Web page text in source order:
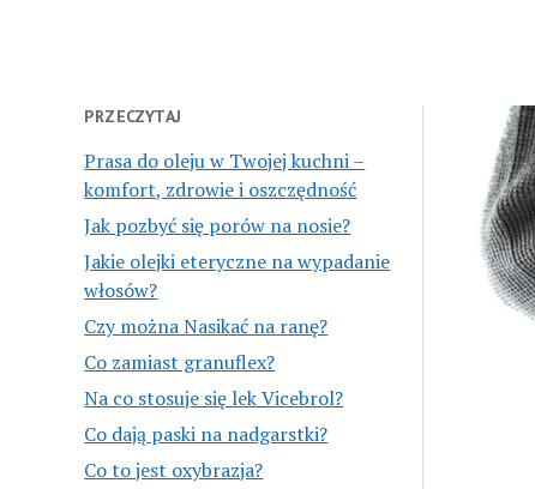
PRZECZYTAJ
Prasa do oleju w Twojej kuchni –
komfort, zdrowie i oszczędność
Jak pozbyć się porów na nosie?
Jakie olejki eteryczne na wypadanie
włosów?
Czy można Nasikać na ranę?
Co zamiast granuflex?
Na co stosuje się lek Vicebrol?
Co dają paski na nadgarstki?
Co to jest oxybrazja?